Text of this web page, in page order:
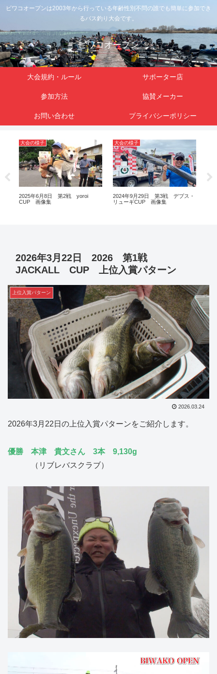
ビワコオープンは2003年から行っている年齢性別不問の誰でも簡単に参加でき
るバス釣り大会です。
ビワコオープン
大会規約・ルール サポーター店
参加方法 協賛メーカー
お問い合わせ プライバシーポリシー
大会の様子
2025年6月8日 第2戦 yoroi
CUP 画像集
大会の様子
2024年9月29日 第3戦 デプス・
リューギCUP 画像集
2026年3月22日 2026 第1戦
JACKALL CUP 上位入賞パターン
上位入賞パターン
2026.03.24
2026年3月22日の上位入賞パターンをご紹介します。
優勝 本津 貴文さん 3本 9,130g
（リブレバスクラブ）